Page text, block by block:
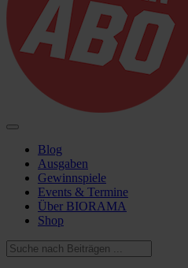
Blog
Ausgaben
Gewinnspiele
Events & Termine
Über BIORAMA
Shop